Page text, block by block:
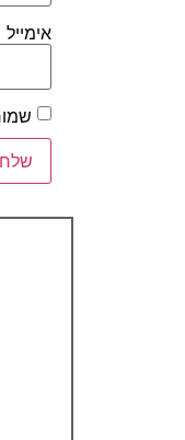
אימייל